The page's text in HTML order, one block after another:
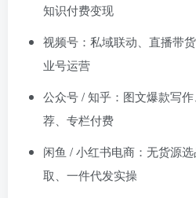
知识付费变现
视频号：私域联动、直播带
业号运营
公众号 / 知乎：图文爆款写
荐、专栏付费
闲鱼 / 小红书电商：无货源
取、一件代发实操